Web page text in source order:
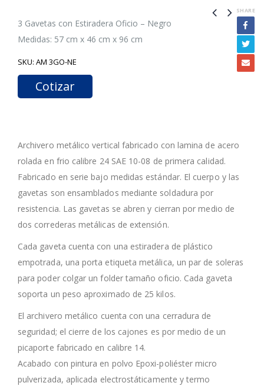
3 Gavetas con Estiradera Oficio – Negro
Medidas: 57 cm x 46 cm x 96 cm
SKU: AM 3GO-NE
Cotizar
SHARE
Archivero metálico vertical fabricado con lamina de acero
rolada en frio calibre 24 SAE 10-08 de primera calidad.
Fabricado en serie bajo medidas estándar. El cuerpo y las
gavetas son ensamblados mediante soldadura por
resistencia. Las gavetas se abren y cierran por medio de
dos correderas metálicas de extensión.
Cada gaveta cuenta con una estiradera de plástico
empotrada, una porta etiqueta metálica, un par de soleras
para poder colgar un folder tamaño oficio. Cada gaveta
soporta un peso aproximado de 25 kilos.
El archivero metálico cuenta con una cerradura de
seguridad; el cierre de los cajones es por medio de un
picaporte fabricado en calibre 14.
Acabado con pintura en polvo Epoxi-poliéster micro
pulverizada, aplicada electrostáticamente y termo